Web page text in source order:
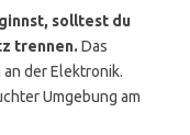
solltest du
trennen. Das
der Elektronik.
Umgebung am